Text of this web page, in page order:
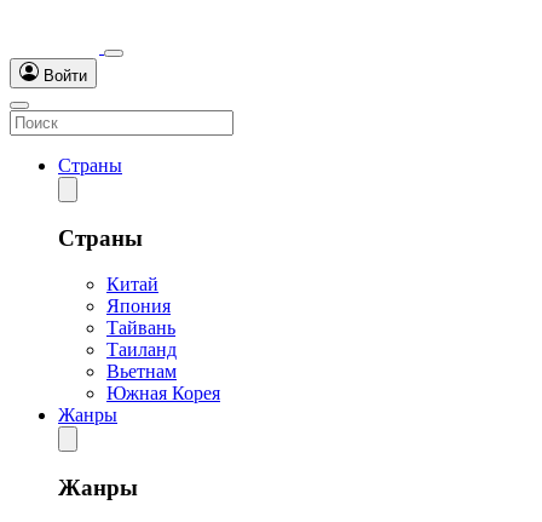
Войти
Страны
Страны
Китай
Япония
Тайвань
Таиланд
Вьетнам
Южная Корея
Жанры
Жанры